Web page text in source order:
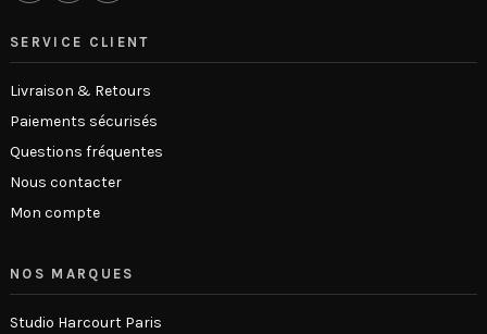
SERVICE CLIENT
Livraison & Retours
Paiements sécurisés
Questions fréquentes
Nous contacter
Mon compte
NOS MARQUES
Studio Harcourt Paris